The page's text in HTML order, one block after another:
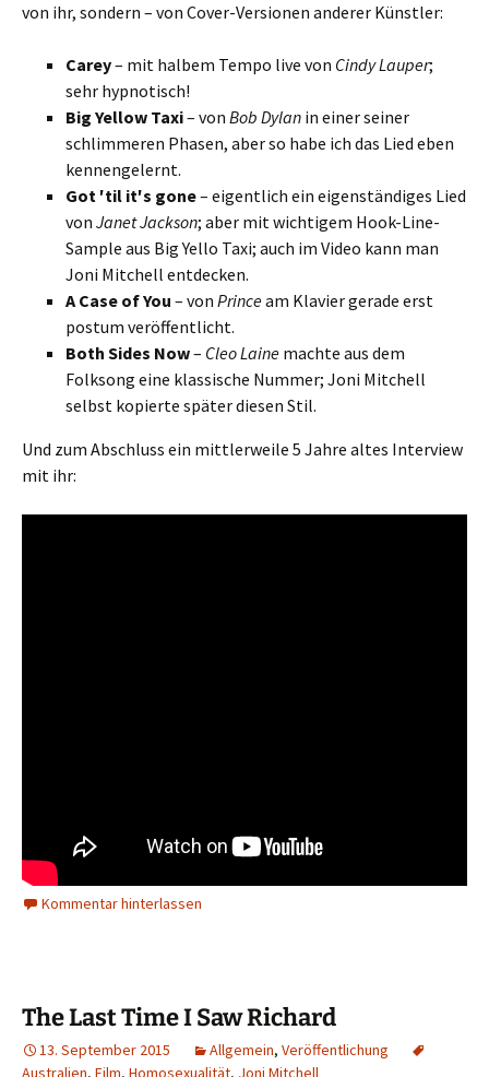
von ihr, sondern – von Cover-Versionen anderer Künstler:
Carey– mit halbem Tempo live von Cindy Lauper;
sehr hypnotisch!
Big Yellow Taxi– von Bob Dylan in einer seiner
schlimmeren Phasen, aber so habe ich das Lied eben
kennengelernt.
Got ′til it′s gone– eigentlich ein eigenständiges Lied
von Janet Jackson; aber mit wichtigem Hook-Line-
Sample aus Big Yello Taxi; auch im Video kann man
Joni Mitchell entdecken.
A Case of You – von Princeam Klavier gerade erst
postum veröffentlicht.
Both Sides Now– Cleo Laine machte aus dem
Folksong eine klassische Nummer; Joni Mitchell
selbst kopierte später diesen Stil.
Und zum Abschluss ein mittlerweile 5 Jahre altes Interview
mit ihr:
Kommentar hinterlassen
The Last Time I Saw Richard
13. September 2015 Allgemein, Veröffentlichung
Australien, Film, Homosexualität, Joni Mitchell